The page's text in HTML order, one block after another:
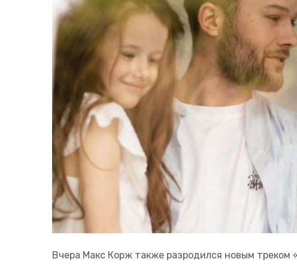
Вчера Макс Корж также разродился новым